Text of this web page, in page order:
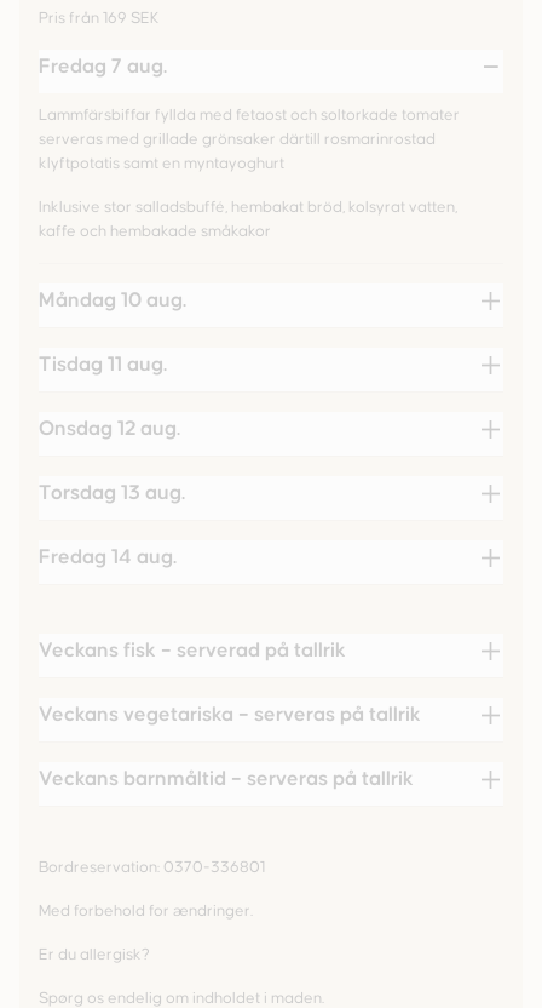
Pris från 169 SEK
Fredag 7 aug.
Lammfärsbiffar fyllda med fetaost och soltorkade tomater
serveras med grillade grönsaker därtill rosmarinrostad
klyftpotatis samt en myntayoghurt
Inklusive stor salladsbuffé, hembakat bröd, kolsyrat vatten,
kaffe och hembakade småkakor
Måndag 10 aug.
Tisdag 11 aug.
Onsdag 12 aug.
Torsdag 13 aug.
Fredag 14 aug.
Veckans fisk – serverad på tallrik
Veckans vegetariska – serveras på tallrik
Veckans barnmåltid – serveras på tallrik
Bordreservation: 0370-336801
Med forbehold for ændringer.
Er du allergisk?
Spørg os endelig om indholdet i maden.